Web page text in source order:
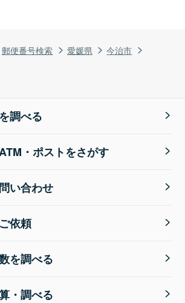
郵便番号検索 愛媛県
今治市
調べる
・ポストをさがす
い合わせ
依頼
を調べる
・調べる